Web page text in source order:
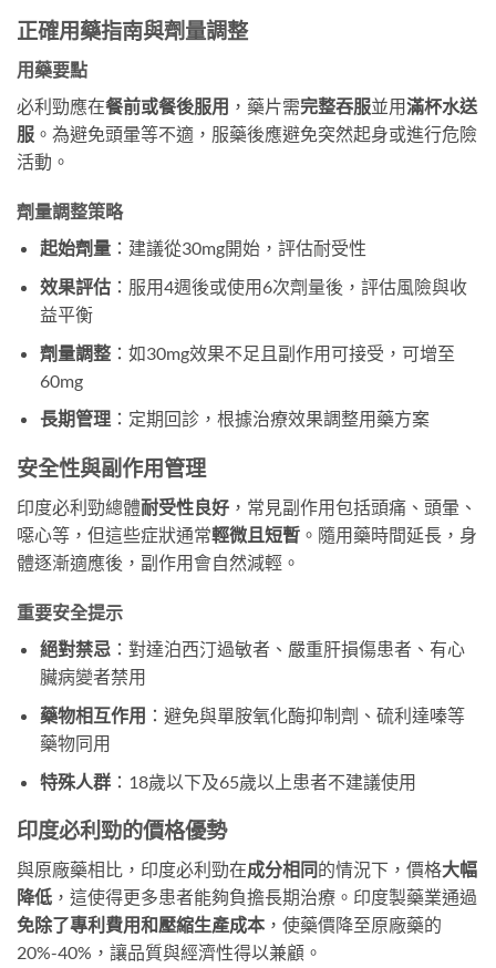
正確用藥指南與劑量調整
用藥要點
必利勁應在餐前或餐後服用 ，藥片需完整吞服並用滿杯水送
服 ​。為避免頭暈等不適，服藥後應避免突然起身或進行危險
活動。
劑量調整策略
起始劑量​：建議從30mg開始，評估耐受性
效果評估​：服用4週後或使用6次劑量後，評估風險與收
益平衡
劑量調整​：如30mg效果不足且副作用可接受，可增至
60mg
長期管理​：定期回診，根據治療效果調整用藥方案
安全性與副作用管理
印度必利勁總體耐受性良好 ，常見副作用包括頭痛、頭暈、
噁心等，但這些症狀通常輕微且短暫 ​。隨用藥時間延長，身
體逐漸適應後，副作用會自然減輕。
重要安全提示
絕對禁忌​：對達泊西汀過敏者、嚴重肝損傷患者、有心
臟病變者禁用
藥物相互作用 ​：避免與單胺氧化酶抑制劑、硫利達嗪等
藥物同用
特殊人群​：18歲以下及65歲以上患者不建議使用
印度必利勁的價格優勢
與原廠藥相比，印度必利勁在成分相同的情況下，價格大幅
降低 ，這使得更多患者能夠負擔長期治療。印度製藥業通過
免除了專利費用和壓縮生產成本 ，使藥價降至原廠藥的
20%-40%，讓品質與經濟性得以兼顧。